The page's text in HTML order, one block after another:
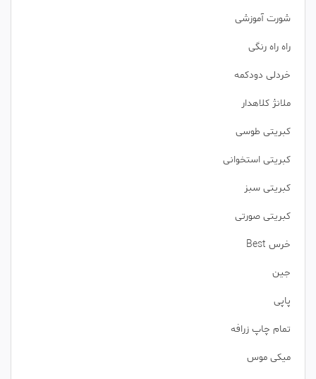
شورت آموزشی
راه راه رنگی
خردلی دودکمه
ملانژ کلاهدار
کبریتی طوسی
کبریتی استخوانی
کبریتی سبز
کبریتی صورتی
خرس Best
جین
پاپی
تمام چاپ زرافه
میکی موس